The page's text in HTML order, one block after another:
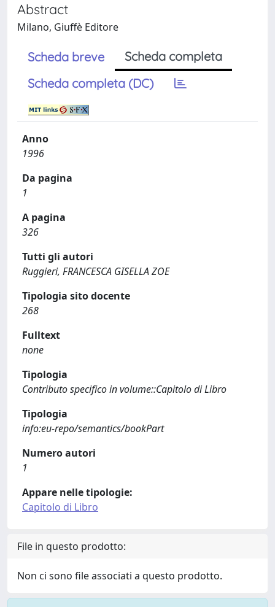
Abstract
Milano, Giuffè Editore
Scheda breve
Scheda completa
Scheda completa (DC)
Anno
1996
Da pagina
1
A pagina
326
Tutti gli autori
Ruggieri, FRANCESCA GISELLA ZOE
Tipologia sito docente
268
Fulltext
none
Tipologia
Contributo specifico in volume::Capitolo di Libro
Tipologia
info:eu-repo/semantics/bookPart
Numero autori
1
Appare nelle tipologie:
Capitolo di Libro
File in questo prodotto:
Non ci sono file associati a questo prodotto.